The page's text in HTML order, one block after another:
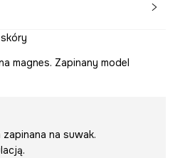
magnes. Zapinany model
na suwak.